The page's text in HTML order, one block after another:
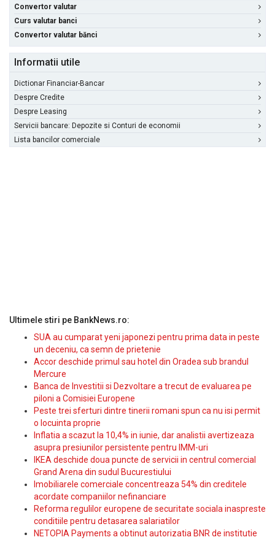
Convertor valutar
Curs valutar banci
Convertor valutar bănci
Informatii utile
Dictionar Financiar-Bancar
Despre Credite
Despre Leasing
Servicii bancare: Depozite si Conturi de economii
Lista bancilor comerciale
Ultimele stiri pe BankNews.ro:
SUA au cumparat yeni japonezi pentru prima data in peste
un deceniu, ca semn de prietenie
Accor deschide primul sau hotel din Oradea sub brandul
Mercure
Banca de Investitii si Dezvoltare a trecut de evaluarea pe
piloni a Comisiei Europene
Peste trei sferturi dintre tinerii romani spun ca nu isi permit
o locuinta proprie
Inflatia a scazut la 10,4% in iunie, dar analistii avertizeaza
asupra presiunilor persistente pentru IMM-uri
IKEA deschide doua puncte de servicii in centrul comercial
Grand Arena din sudul Bucurestiului
Imobiliarele comerciale concentreaza 54% din creditele
acordate companiilor nefinanciare
Reforma regulilor europene de securitate sociala inaspreste
conditiile pentru detasarea salariatilor
NETOPIA Payments a obtinut autorizatia BNR de institutie